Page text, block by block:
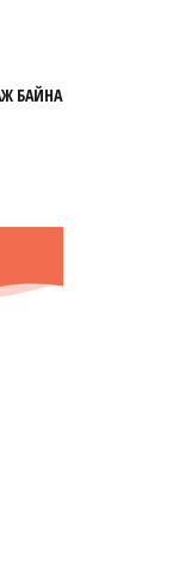
БАЙНА